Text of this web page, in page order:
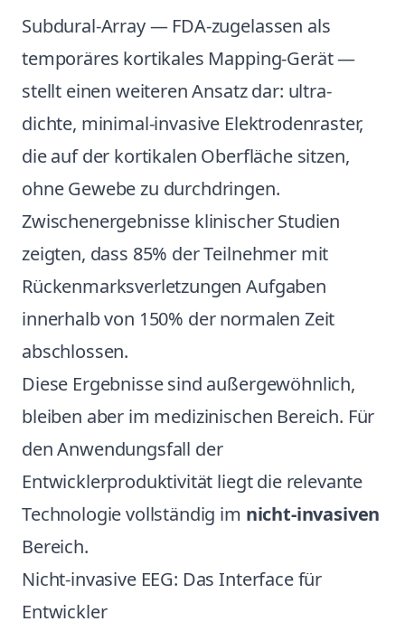
Subdural-Array — FDA-zugelassen als
temporäres kortikales Mapping-Gerät —
stellt einen weiteren Ansatz dar: ultra-
dichte, minimal-invasive Elektrodenraster,
die auf der kortikalen Oberfläche sitzen,
ohne Gewebe zu durchdringen.
Zwischenergebnisse klinischer Studien
zeigten, dass 85% der Teilnehmer mit
Rückenmarksverletzungen Aufgaben
innerhalb von 150% der normalen Zeit
abschlossen.
Diese Ergebnisse sind außergewöhnlich,
bleiben aber im medizinischen Bereich. Für
den Anwendungsfall der
Entwicklerproduktivität liegt die relevante
Technologie vollständig im nicht-invasiven
Bereich.
Nicht-invasive EEG: Das Interface für
Entwickler